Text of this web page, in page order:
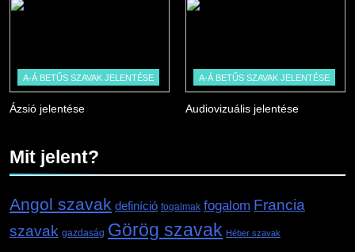
A-Á BETŰS SZAVAK JELENTÉSE
Ázsió jelentése
A-Á BETŰS SZAVAK JELENTÉSE
Audiovizuális jelentése
Mit jelent?
Angol szavak definíció fogalmak fogalom Francia
szavak gazdaság Görög szavak Héber szavak